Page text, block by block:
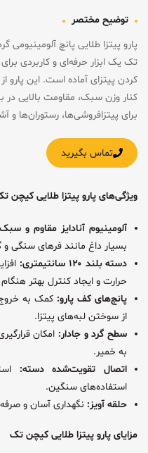
تک یک ابزار حرفه‌ای و کاربردی
کردن پیتزای آماده است. این پارو
کنار وزن سبک، مقاومت بالایی در
برای پیتزافروشی‌ها،
توضیح مختصر
تماس بگیرید
ویژگی‌های پارو پیتزا طلایی کیچن
آلومینیوم آنادایز مقاوم و
بسیار داغ مانند فرهای سنگی و
دسته بلند ۱۲۰ سانتیمتری:
حرارت و ایجاد کنترل بهتر هنگام
پانچ‌های کف پارو: کمک به
از سوختن لبه‌های پیتزا.
سطح گرد و جادار: امکان
به خمیر.
اتصال تقویت‌شده دسته:
استفاده‌های سنگین.
حلقه آویز: نگهداری آسان و
مزایای پارو پیتزا طلایی کیچن تک